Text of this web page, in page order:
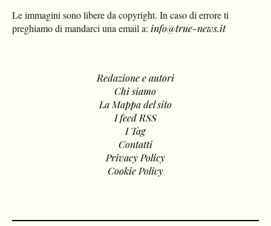
Le immagini sono libere da copyright. In caso di errore ti
preghiamo di mandarci una email a: info@true-news.it
Redazione e autori
Chi siamo
La Mappa del sito
I feed RSS
I Tag
Contatti
Privacy Policy
Cookie Policy